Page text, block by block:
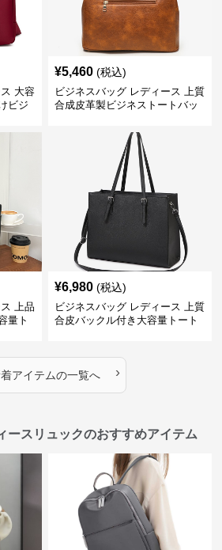
大容
ビジ
¥5,460 (税込)
ビジネスバッグ レディース 上質
合成皮革製ビジネストートバッ
上品
量ト
¥6,980 (税込)
ビジネスバッグ レディース 上質
合皮バックル付き大容量トート
アイテムの一覧へ ›
ースリュックのおすすめアイテム